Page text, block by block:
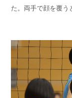
た。両手で顔を覆う